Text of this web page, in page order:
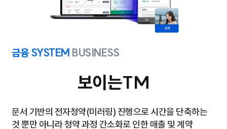
금융 SYSTEM BUSINESS
보이는TM
문서 기반의 전자청약(미러링) 진행으로 시간을 단축하는
것 뿐만 아니라 청약 과정 간소화로 인한매출 및 계약